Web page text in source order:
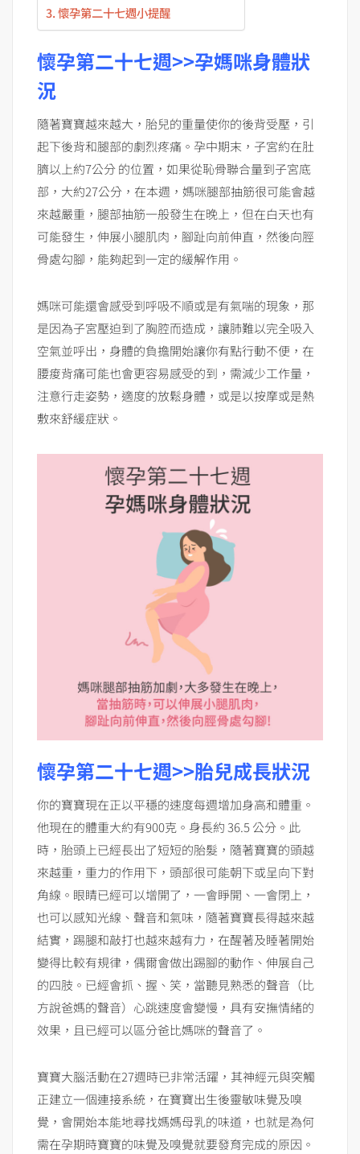
懷孕第二十七週小提醒
懷孕第二十七週>>孕媽咪身體狀
況
隨著寶寶越來越大，胎兒的重量使你的後背受壓，引
起下後背和腿部的劇烈疼痛。孕中期末，子宮約在肚
臍以上約7公分 的位置，如果從恥骨聯合量到子宮底
部，大約27公分，在本週，媽咪腿部抽筋很可能會越
來越嚴重，腿部抽筋一般發生在晚上，但在白天也有
可能發生，伸展小腿肌肉，腳趾向前伸直，然後向脛
骨處勾腳，能夠起到一定的緩解作用。
媽咪可能還會感受到呼吸不順或是有氣喘的現象，那
是因為子宮壓迫到了胸腔而造成，讓肺難以完全吸入
空氣並呼出，身體的負擔開始讓你有點行動不便，在
腰痠背痛可能也會更容易感受的到，需減少工作量，
注意行走姿勢，適度的放鬆身體，或是以按摩或是熱
敷來舒緩症狀。
懷孕第二十七週>>胎兒成長狀況
你的寶寶現在正以平穩的速度每週增加身高和體重。
他現在的體重大約有900克。身長約 36.5 公分。此
時，胎頭上已經長出了短短的胎髮，隨著寶寶的頭越
來越重，重力的作用下，頭部很可能朝下或呈向下對
角線。眼睛已經可以增開了，一會睜開、一會閉上，
也可以感知光線、聲音和氣味，隨著寶寶長得越來越
結實，踢腿和敲打也越來越有力，在醒著及睡著開始
變得比較有規律，偶爾會做出踢腳的動作、伸展自己
的四肢。已經會抓、握、笑，當聽見熟悉的聲音（比
方說爸媽的聲音）心跳速度會變慢，具有安撫情緒的
效果，且已經可以區分爸比媽咪的聲音了。
寶寶大腦活動在27週時已非常活躍，其神經元與突觸
正建立一個連接系統，在寶寶出生後靈敏味覺及嗅
覺，會開始本能地尋找媽媽母乳的味道，也就是為何
需在孕期時寶寶的味覺及嗅覺就要發育完成的原因。